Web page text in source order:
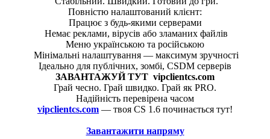
Повністю налаштований клієнт:
Працює з будь-якими серверами
Немає реклами, вірусів або зламаних файлів
Меню українською та російською
Мінімальні налаштування — максимум зручності
Ідеально для публічних, зомбі, CSDM серверів
ЗАВАНТАЖУЙ ТУТ vipclientcs.com
Грай чесно. Грай швидко. Грай як PRO.
Надійність перевірена часом
vipclientcs.com — твоя CS 1.6 починається тут!
Завантажити напряму